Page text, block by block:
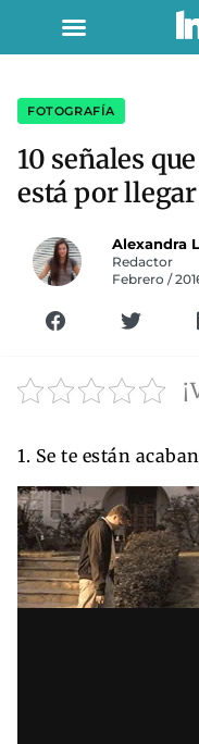
FOTOGRAFÍA
10 señales
está por llegar
Alexandra
Redactor
Febrero /
1. Se te están